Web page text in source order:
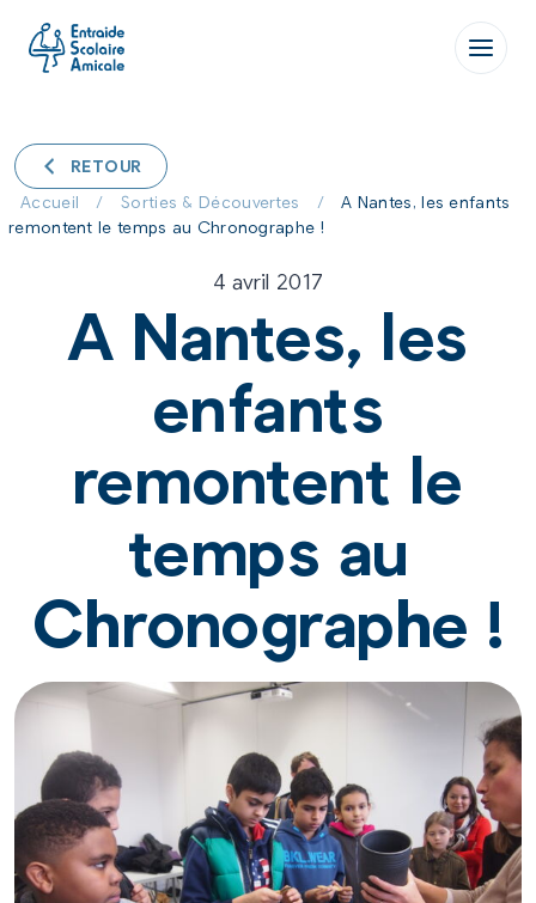
RETOUR
Accueil
/ Sorties & Découvertes /
A Nantes, les enfants
remontent le temps au Chronographe !
4 avril 2017
A Nantes, les
enfants
remontent le
temps au
Chronographe !